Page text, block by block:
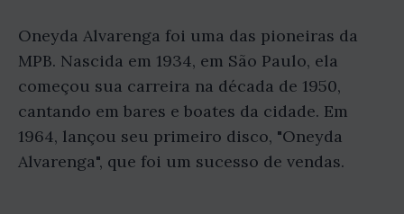
Oneyda Alvarenga foi uma das pioneiras da
MPB. Nascida em 1934, em São Paulo, ela
começou sua carreira na década de 1950,
cantando em bares e boates da cidade. Em
1964, lançou seu primeiro disco, "Oneyda
Alvarenga", que foi um sucesso de vendas.